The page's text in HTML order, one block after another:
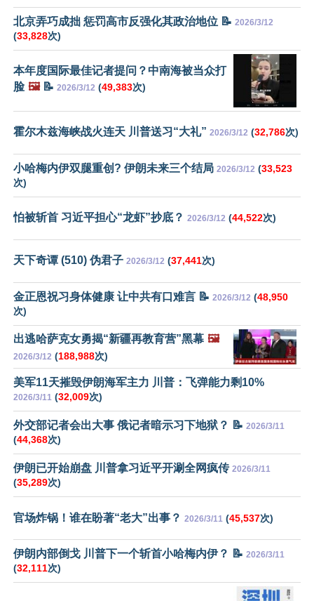
北京弄巧成拙 惩罚高市反强化其政治地位 📝 2026/3/12
(33,828次)
本年度国际最佳记者提问？中南海被当众打
脸 🖼️📝 2026/3/12 (49,383次)
霍尔木兹海峡战火连天 川普送习“大礼” 2026/3/12 (32,786次)
小哈梅内伊双腿重创? 伊朗未来三个结局 2026/3/12 (33,523
次)
怕被斩首 习近平担心“龙虾”抄底？ 2026/3/12 (44,522次)
天下奇谭 (510) 伪君子 2026/3/12 (37,441次)
金正恩祝习身体健康 让中共有口难言 📝 2026/3/12 (48,950
次)
出逃哈萨克女勇揭“新疆再教育营”黑幕 🖼️
2026/3/12 (188,988次)
美军11天摧毁伊朗海军主力 川普：飞弹能力剩10%
2026/3/11 (32,009次)
外交部记者会出大事 俄记者暗示习下地狱？ 📝 2026/3/11
(44,368次)
伊朗已开始崩盘 川普拿习近平开涮全网疯传 2026/3/11
(35,289次)
官场炸锅！谁在盼著“老大”出事？ 2026/3/11 (45,537次)
伊朗内部倒戈 川普下一个斩首小哈梅内伊？ 📝 2026/3/11
(32,111次)